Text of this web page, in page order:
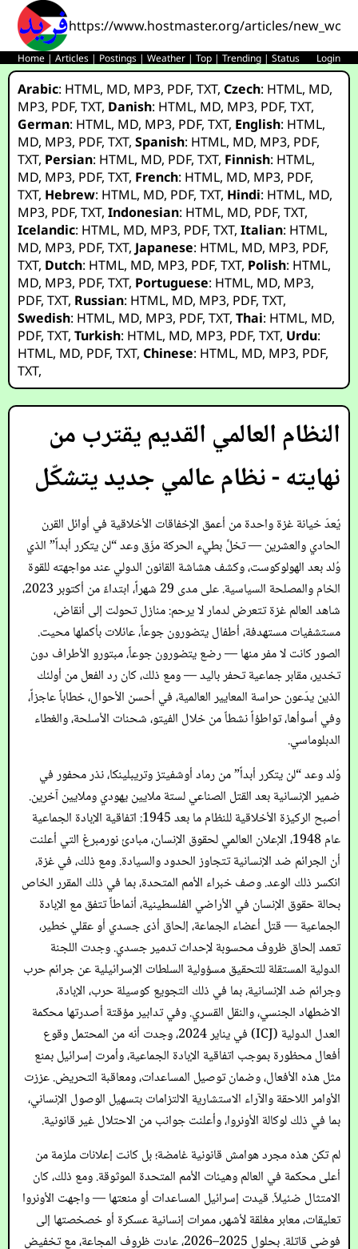
https://www.hostmaster.org/articles/
Home |Articles | Postings |Weather |Top |Trending |Status Login
Arabic: HTML, MD, MP3, PDF,TXT,Czech: HTML, MD,
MP3, PDF,TXT, Danish: HTML, MD, MP3, PDF,TXT,
German: HTML, MD, MP3, PDF,TXT, English: HTML,
MD, MP3, PDF,TXT,Spanish: HTML, MD, MP3, PDF,
TXT, Persian: HTML, MD, PDF,TXT, Finnish: HTML,
MD, MP3, PDF,TXT, French: HTML, MD, MP3, PDF,
TXT, Hebrew: HTML, MD, PDF,TXT, Hindi: HTML, MD,
MP3, PDF,TXT,Indonesian: HTML, MD, PDF,TXT,
Icelandic: HTML, MD, MP3, PDF,TXT,Italian: HTML,
MD, MP3, PDF,TXT, Japanese: HTML, MD, MP3, PDF,
TXT, Dutch: HTML, MD, MP3, PDF,TXT, Polish: HTML,
MD, MP3, PDF,TXT, Portuguese: HTML, MD, MP3,
PDF,TXT, Russian: HTML, MD, MP3, PDF,TXT,
Swedish: HTML, MD, MP3, PDF,TXT,Thai: HTML, MD,
PDF,TXT,Turkish: HTML, MD, MP3, PDF,TXT, Urdu:
HTML, MD, PDF,TXT,Chinese: HTML, MD, MP3, PDF,
TXT,
النظام العالمي القديم يقترب من
نهايته - نظام عالمي جديد يتشكّل
يُعدّ خيانة غزة واحدة من أعمق الإخفاقات الأخلاقية في أوائل القرن
الحادي والعشرين — تخلٍّ بطيء الحركة مزّق وعد “لن يتكرر أبداً” الذي
وُلد بعد الهولوكوست، وكشف هشاشة القانون الدولي عند مواجهته للقوة
الخام والمصلحة السياسية. على مدى 29 شهراً، ابتداءً من أكتوبر 2023،
شاهد العالم غزة تتعرض لدمار لا يرحم: منازل تحولت إلى أنقاض،
مستشفيات مستهدفة، أطفال يتضورون جوعاً، عائلات بأكملها محيت.
الصور كانت لا مفر منها — رضع يتضورون جوعاً، مبتورو الأطراف دون
تخدير، مقابر جماعية تحفر باليد — ومع ذلك، كان رد الفعل من أولئك
الذين يدّعون حراسة المعايير العالمية، في أحسن الأحوال، خطاباً عاجزاً،
وفي أسوأها، تواطؤاً نشطاً من خلال الفيتو، شحنات الأسلحة، والغطاء
الدبلوماسي.
وُلد وعد “لن يتكرر أبداً” من رماد أوشفيتز وتريبلينكا، نذر محفور في
ضمير الإنسانية بعد القتل الصناعي لستة ملايين يهودي وملايين آخرين.
أصبح الركيزة الأخلاقية للنظام ما بعد 1945: اتفاقية الإبادة الجماعية
عام 1948، الإعلان العالمي لحقوق الإنسان، مبادئ نورمبرغ التي أعلنت
أن الجرائم ضد الإنسانية تتجاوز الحدود والسيادة. ومع ذلك، في غزة،
انكسر ذلك الوعد. وصف خبراء الأمم المتحدة، بما في ذلك المقرر الخاص
بحالة حقوق الإنسان في الأراضي الفلسطينية، أنماطاً تتفق مع الإبادة
الجماعية — قتل أعضاء الجماعة، إلحاق أذى جسدي أو عقلي خطير،
تعمد إلحاق ظروف محسوبة لإحداث تدمير جسدي. وجدت اللجنة
الدولية المستقلة للتحقيق مسؤولية السلطات الإسرائيلية عن جرائم حرب
وجرائم ضد الإنسانية، بما في ذلك التجويع كوسيلة حرب، الإبادة،
الاضطهاد الجنسي، والنقل القسري. وفي تدابير مؤقتة أصدرتها محكمة
العدل الدولية (ICJ) في يناير 2024، وجدت أنه من المحتمل وقوع
أفعال محظورة بموجب اتفاقية الإبادة الجماعية، وأمرت إسرائيل بمنع
مثل هذه الأفعال، وضمان توصيل المساعدات، ومعاقبة التحريض. عززت
الأوامر اللاحقة والآراء الاستشارية الالتزامات بتسهيل الوصول الإنساني،
بما في ذلك لوكالة الأونروا، وأعلنت جوانب من الاحتلال غير قانونية.
لم تكن هذه مجرد هوامش قانونية غامضة؛ بل كانت إعلانات ملزمة من
أعلى محكمة في العالم وهيئات الأمم المتحدة الموثوقة. ومع ذلك، كان
الامتثال ضئيلاً. قيدت إسرائيل المساعدات أو منعتها — واجهت الأونروا
تعليقات، معابر مغلقة لأشهر، ممرات إنسانية عسكرة أو خصخصتها إلى
فوضى قاتلة. بحلول 2025–2026، عادت ظروف المجاعة، مع تخفيض